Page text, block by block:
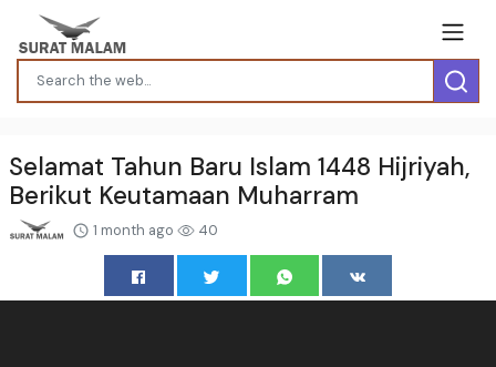
Selamat Tahun Baru Islam 1448 Hijriyah,
Berikut Keutamaan Muharram
1 month ago 40